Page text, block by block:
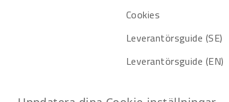
Cookies
Leverantörsguide (SE)
Leverantörsguide (EN)